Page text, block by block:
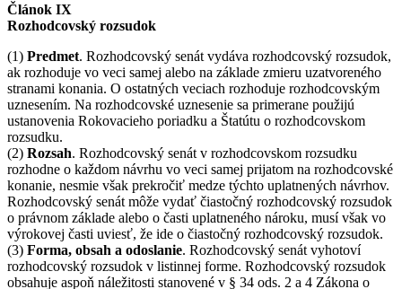
Článok IX
Rozhodcovský rozsudok
(1) Predmet. Rozhodcovský senát vydáva rozhodcovský rozsudok,
ak rozhoduje vo veci samej alebo na základe zmieru uzatvoreného
stranami konania. O ostatných veciach rozhoduje rozhodcovským
uznesením. Na rozhodcovské uznesenie sa primerane použijú
ustanovenia Rokovacieho poriadku a Štatútu o rozhodcovskom
rozsudku.
(2) Rozsah. Rozhodcovský senát v rozhodcovskom rozsudku
rozhodne o každom návrhu vo veci samej prijatom na rozhodcovské
konanie, nesmie však prekročiť medze týchto uplatnených návrhov.
Rozhodcovský senát môže vydať čiastočný rozhodcovský rozsudok
o právnom základe alebo o časti uplatneného nároku, musí však vo
výrokovej časti uviesť, že ide o čiastočný rozhodcovský rozsudok.
(3) Forma, obsah a odoslanie. Rozhodcovský senát vyhotoví
rozhodcovský rozsudok v listinnej forme. Rozhodcovský rozsudok
obsahuje aspoň náležitosti stanovené v § 34 ods. 2 a 4 Zákona o